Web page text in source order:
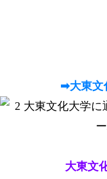
➡大東文
大東文